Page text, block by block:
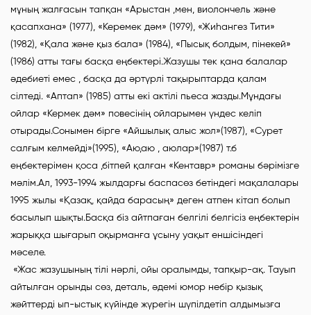
мұның жалғасын тапқан «Арыстан ,мен, виолончель және
қасапхана» (1977), «Керемек дәм» (1979), «Жиһангез Тити»
(1982), «Қала және қыз бала» (1984), «Пысық болдым, пінекей»
(1986) атты тағы басқа еңбектері.Жазушы тек қана балалар
әдебиеті емес , басқа да әртүрлі тақырыптарда қалам
сілтеді. «Аптап» (1985) атты екі актілі пьеса жазды.Мұндағы
ойлар «Кермек дәм» повесінің ойларымен үндес келіп
отырады.Сонымен бірге «Айшылық алыс жол»(1987), «Сурет
салғым келмейді»(1995), «Аю,аю , аюлар»(1987) т.б
еңбектерімен қоса ,бітпей қалған «Кентавр» романы бәрімізге
мәлім.Ал, 1993-1994 жылдарғы баспасөз бетіндегі мақалалары
1995 жылы «Қазақ, қайда барасың» деген атпен кітап болып
басылып шықты.Басқа біз айтпаған белгілі белгісіз еңбектерін
жарыққа шығарып оқырманға ұсыну уақыт еншісіндегі
мәселе.
«Жас жазушының тілі нәрлі, ойы оралымды, тапқыр-ақ. Тауып
айтылған орынды сөз, деталь, әдемі юмор небір қызық
жәйттерді ып-ыстық күйінде жүрегін шүпілдетіп алдымызға